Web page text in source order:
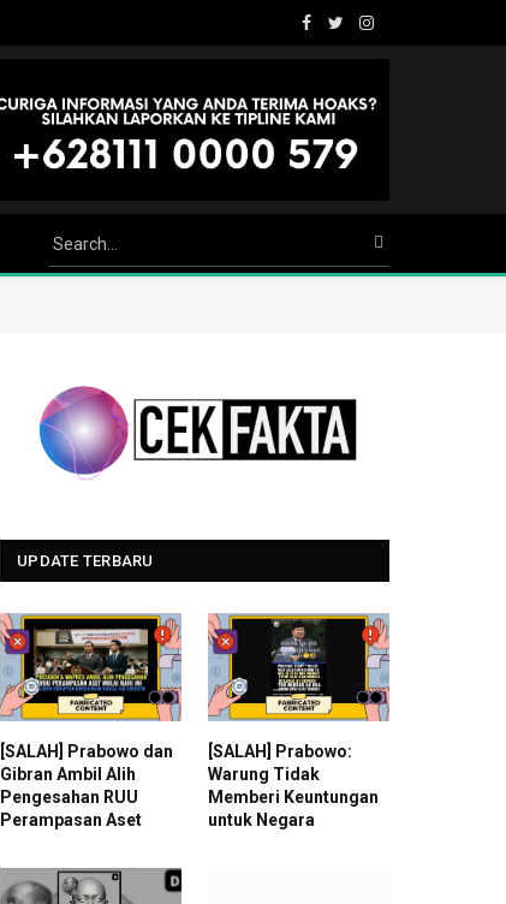
Facebook
TwitterInstagram
UPDATE TERBARU
[SALAH] Prabowo dan
Gibran Ambil Alih
Pengesahan RUU
Perampasan Aset
[SALAH] Prabowo:
Warung Tidak
Memberi Keuntungan
untuk Negara